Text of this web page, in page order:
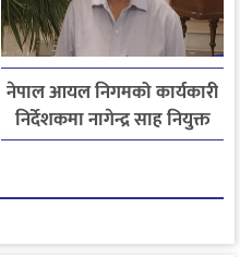
नेपाल आयल निगमको कार्यकारी
निर्देशकमा नागेन्द्र साह नियुक्त